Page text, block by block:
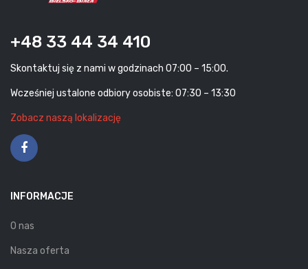
+48 33 44 34 410
Skontaktuj się z nami w godzinach 07:00 – 15:00.
Wcześniej ustalone odbiory osobiste: 07:30 – 13:30
Zobacz naszą lokalizację
INFORMACJE
O nas
Nasza oferta